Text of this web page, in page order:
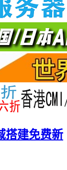
搭建免费新